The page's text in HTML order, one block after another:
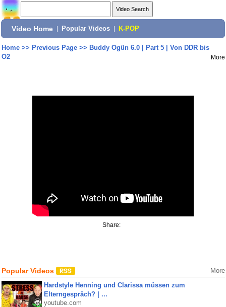
Video Home Popular Videos K-POP
Home>> Previous Page>> Buddy Ogün 6.0 | Part 5 | Von DDR bis
O2
More
Share:
Popular Videos More
Hardstyle Henning und Clarissa müssen zum
Elterngespräch? | ...
youtube.com